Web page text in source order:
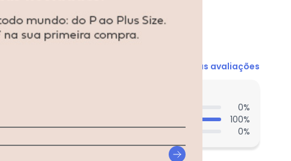
N/D*
N/D*
N/D*
N/D*
R$ 11,99
Ver todas as avaliações
0%
100%
0%